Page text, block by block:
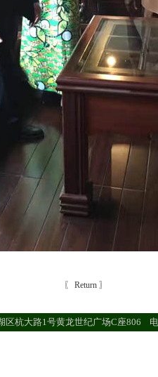
〖 Return 〗
区杭大路1号黄龙世纪广场C座806